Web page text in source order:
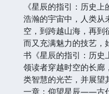
《星辰的指引：历史
浩瀚的宇宙中，人类从
空，到跨越山海，再到
而又充满魅力的技艺，
书《星辰的指引：历史
领读者穿越时空的长廊
类智慧的光芒，并展望
一章：仰望星辰——古